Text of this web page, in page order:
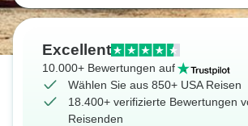
Excellent
10.000+ Bewertungen auf
Wählen Sie aus 850+ USA Reisen
18.400+ verifizierte Bewertungen
Reisenden